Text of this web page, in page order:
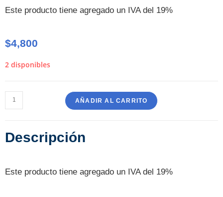
Este producto tiene agregado un IVA del 19%
$4,800
2 disponibles
AÑADIR AL CARRITO
Descripción
Este producto tiene agregado un IVA del 19%